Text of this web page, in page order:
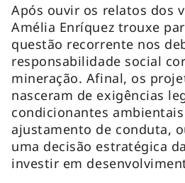
Após ouvir os relatos dos
Amélia Enríquez trouxe
questão recorrente nos
responsabilidade social
mineração. Afinal, os
nasceram de exigências
condicionantes
ajustamento de conduta,
uma decisão estratégica
investir em